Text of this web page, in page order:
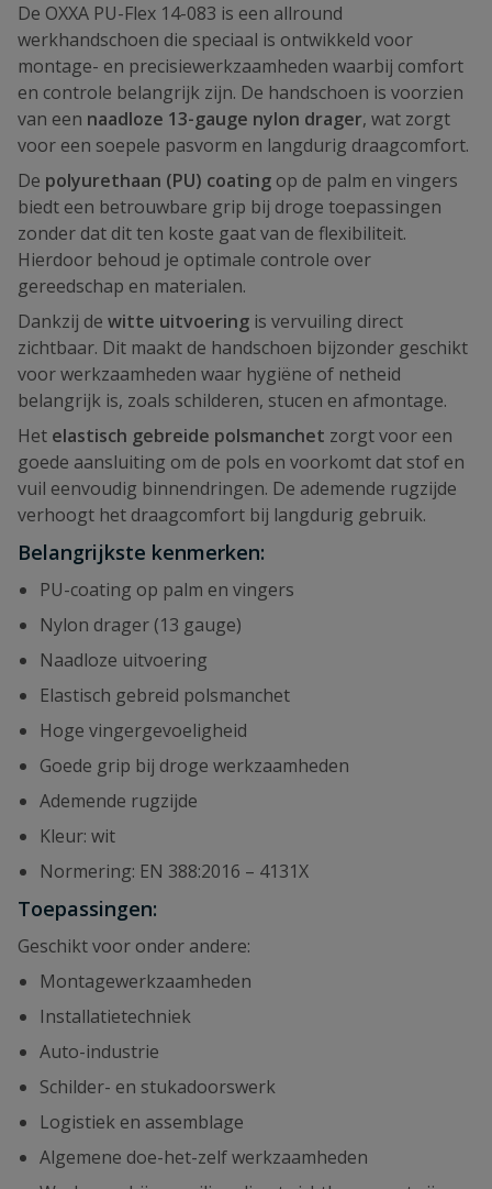
De OXXA PU-Flex 14-083 is een allround
werkhandschoen die speciaal is ontwikkeld voor
montage- en precisiewerkzaamheden waarbij comfort
en controle belangrijk zijn. De handschoen is voorzien
van een naadloze 13-gauge nylon drager, wat zorgt
voor een soepele pasvorm en langdurig draagcomfort.
De polyurethaan (PU) coating op de palm en vingers
biedt een betrouwbare grip bij droge toepassingen
zonder dat dit ten koste gaat van de flexibiliteit.
Hierdoor behoud je optimale controle over
gereedschap en materialen.
Dankzij de witte uitvoering is vervuiling direct
zichtbaar. Dit maakt de handschoen bijzonder geschikt
voor werkzaamheden waar hygiëne of netheid
belangrijk is, zoals schilderen, stucen en afmontage.
Het elastisch gebreide polsmanchet zorgt voor een
goede aansluiting om de pols en voorkomt dat stof en
vuil eenvoudig binnendringen. De ademende rugzijde
verhoogt het draagcomfort bij langdurig gebruik.
Belangrijkste kenmerken:
PU-coating op palm en vingers
Nylon drager (13 gauge)
Naadloze uitvoering
Elastisch gebreid polsmanchet
Hoge vingergevoeligheid
Goede grip bij droge werkzaamheden
Ademende rugzijde
Kleur: wit
Normering: EN 388:2016 – 4131X
Toepassingen:
Geschikt voor onder andere:
Montagewerkzaamheden
Installatietechniek
Auto-industrie
Schilder- en stukadoorswerk
Logistiek en assemblage
Algemene doe-het-zelf werkzaamheden